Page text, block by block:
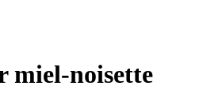
miel-noisette